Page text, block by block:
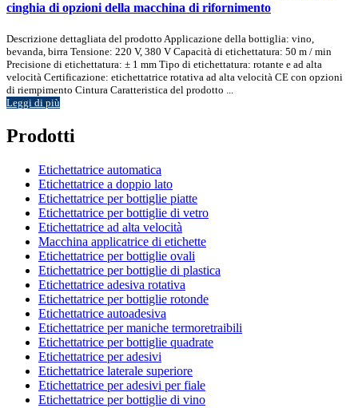
cinghia di opzioni della macchina di rifornimento
Descrizione dettagliata del prodotto Applicazione della bottiglia: vino,
bevanda, birra Tensione: 220 V, 380 V Capacità di etichettatura: 50 m / min
Precisione di etichettatura: ± 1 mm Tipo di etichettatura: rotante e ad alta
velocità Certificazione: etichettatrice rotativa ad alta velocità CE con opzioni
di riempimento Cintura Caratteristica del prodotto ...
Leggi di più
Prodotti
Etichettatrice automatica
Etichettatrice a doppio lato
Etichettatrice per bottiglie piatte
Etichettatrice per bottiglie di vetro
Etichettatrice ad alta velocità
Macchina applicatrice di etichette
Etichettatrice per bottiglie ovali
Etichettatrice per bottiglie di plastica
Etichettatrice adesiva rotativa
Etichettatrice per bottiglie rotonde
Etichettatrice autoadesiva
Etichettatrice per maniche termoretraibili
Etichettatrice per bottiglie quadrate
Etichettatrice per adesivi
Etichettatrice laterale superiore
Etichettatrice per adesivi per fiale
Etichettatrice per bottiglie di vino